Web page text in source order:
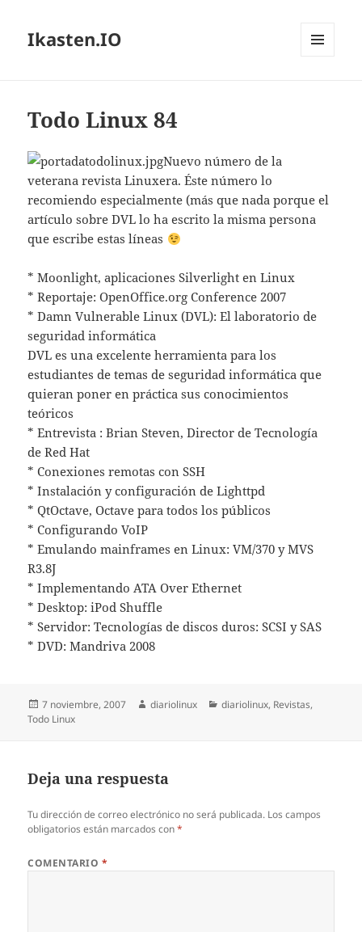
Ikasten.IO
Todo Linux 84
Nuevo número de la
veterana revista Linuxera. Éste número lo
recomiendo especialmente (más que nada porque el
artículo sobre DVL lo ha escrito la misma persona
que escribe estas líneas
* Moonlight, aplicaciones Silverlight en Linux
* Reportaje: OpenOffice.org Conference 2007
* Damn Vulnerable Linux (DVL): El laboratorio de
seguridad informática
DVL es una excelente herramienta para los
estudiantes de temas de seguridad informática que
quieran poner en práctica sus conocimientos
teóricos
* Entrevista : Brian Steven, Director de Tecnología
de Red Hat
* Conexiones remotas con SSH
* Instalación y configuración de Lighttpd
* QtOctave, Octave para todos los públicos
* Configurando VoIP
* Emulando mainframes en Linux: VM/370 y MVS
R3.8J
* Implementando ATA Over Ethernet
* Desktop: iPod Shuffle
* Servidor: Tecnologías de discos duros: SCSI y SAS
* DVD: Mandriva 2008
Publicado
el
7 noviembre, 2007 Autor
diariolinux Categorías
diariolinux, Revistas,
Todo Linux
Deja una respuesta
Tu dirección de correo electrónico no será publicada. Los campos
obligatorios están marcados con*
COMENTARIO *